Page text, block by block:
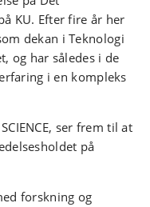
KU. Efter fire år her
dekan i Teknologi
og har således i de
i en kompleks
ser frem til at
på
forskning og